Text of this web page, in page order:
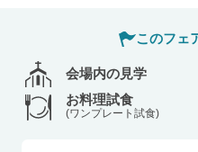
このフェ
会場内の見学
お料理試食
(ワンプレート試食)